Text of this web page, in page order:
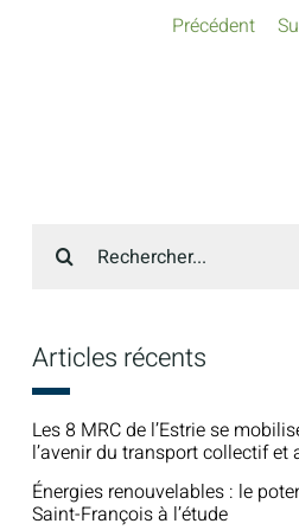
Précédent
sur
:
Articles récents
Les 8 MRC de l’Estrie se
l’avenir du transport collectif et
Énergies renouvelables : le
Saint-François à l’étude